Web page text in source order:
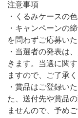
注意事項
・くるみケースの
・キャンペーンの
を問わずご応募いた
・当選者の発表は
きます。当選に関
ますので、ご了承く
・賞品はご登録い
た、送付先や賞品
ませんので、予め